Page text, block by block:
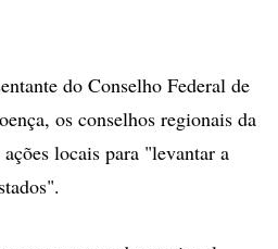
do Conselho Federal de
os conselhos regionais da
locais para "levantar a